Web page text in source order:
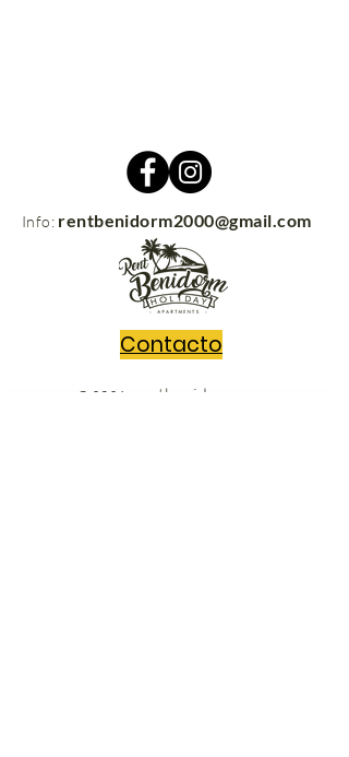
Info: rentbenidorm2000@gmail.com
Contacto
© 2021 rentbenidorm.com